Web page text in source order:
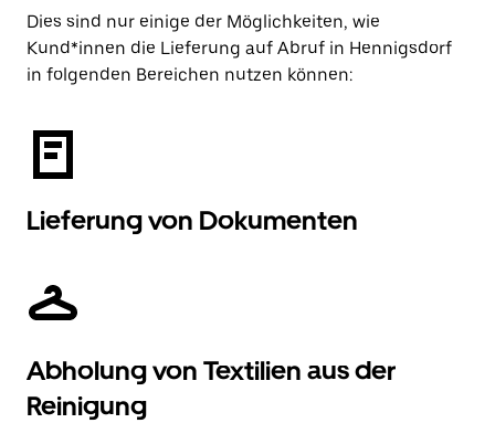
Dies sind nur einige der Möglichkeiten, wie
Kund*innen die Lieferung auf Abruf in Hennigsdorf
in folgenden Bereichen nutzen können:
Lieferung von Dokumenten
Abholung von Textilien aus der
Reinigung